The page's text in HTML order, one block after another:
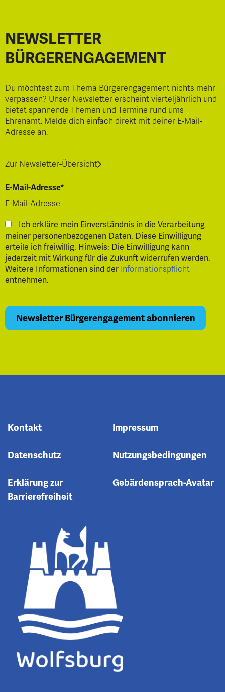
NEWSLETTER
BÜRGERENGAGEMENT
Du möchtest zum Thema Bürgerengagement nichts mehr
verpassen? Unser Newsletter erscheint vierteljährlich und
bietet spannende Themen und Termine rund ums
Ehrenamt. Melde dich einfach direkt mit deiner E-Mail-
Adresse an.
Zur Newsletter-Übersicht
E-Mail-Adresse*
Ich erkläre mein Einverständnis in die Verarbeitung
meiner personenbezogenen Daten. Diese Einwilligung
erteile ich freiwillig. Hinweis: Die Einwilligung kann
jederzeit mit Wirkung für die Zukunft widerrufen werden.
Weitere Informationen sind der Informationspflicht
entnehmen.
Kontakt Impressum
Datenschutz Nutzungsbedingungen
Erklärung zur
Barrierefreiheit
Gebärdensprach-Avatar